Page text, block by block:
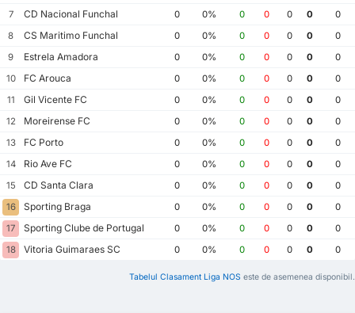
7
CD Nacional Funchal 0 0% 0 0 0 0
0
8
CS Maritimo Funchal 0 0% 0 0 0 0
0
9
Estrela Amadora 0 0% 0 0 0 0
0
10
FC Arouca 0 0% 0 0 0 0
0
11
Gil Vicente FC 0 0% 0 0 0 0
0
12
Moreirense FC 0 0% 0 0 0 0
0
13
FC Porto 0 0% 0 0 0 0
0
14
Rio Ave FC 0 0% 0 0 0 0
0
15
CD Santa Clara 0 0% 0 0 0 0
0
16
Sporting Braga 0 0% 0 0 0 0
0
17
Sporting Clube de Portugal 0 0% 0 0 0 0
0
18
Vitoria Guimaraes SC 0 0% 0 0 0 0 0
Tabelul Clasament Liga NOS este de asemenea disponibil.